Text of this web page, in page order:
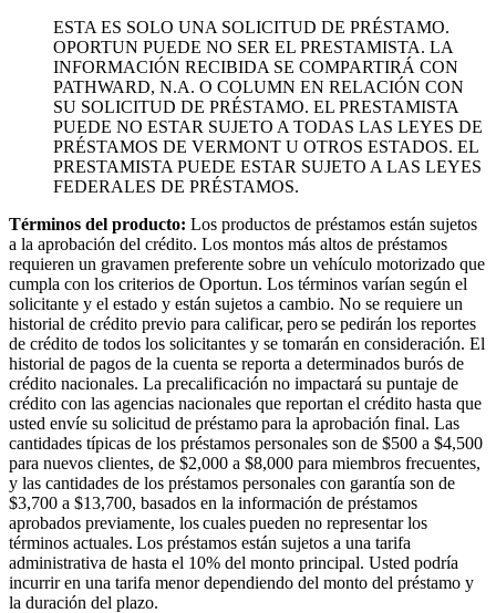
ESTA ES SOLO UNA SOLICITUD DE PRÉSTAMO.
OPORTUN PUEDE NO SER EL PRESTAMISTA. LA
INFORMACIÓN RECIBIDA SE COMPARTIRÁ CON
PATHWARD, N.A. O COLUMN EN RELACIÓN CON
SU SOLICITUD DE PRÉSTAMO. EL PRESTAMISTA
PUEDE NO ESTAR SUJETO A TODAS LAS LEYES DE
PRÉSTAMOS DE VERMONT U OTROS ESTADOS. EL
PRESTAMISTA PUEDE ESTAR SUJETO A LAS LEYES
FEDERALES DE PRÉSTAMOS.
Términos del producto: Los productos de préstamos están sujetos
a la aprobación del crédito. Los montos más altos de préstamos
requieren un gravamen preferente sobre un vehículo motorizado que
cumpla con los criterios de Oportun. Los términos varían según el
solicitante y el estado y están sujetos a cambio. No se requiere un
historial de crédito previo para calificar, pero se pedirán los reportes
de crédito de todos los solicitantes y se tomarán en consideración. El
historial de pagos de la cuenta se reporta a determinados burós de
crédito nacionales. La precalificación no impactará su puntaje de
crédito con las agencias nacionales que reportan el crédito hasta que
usted envíe su solicitud de préstamo para la aprobación final. Las
cantidades típicas de los préstamos personales son de $500 a $4,500
para nuevos clientes, de $2,000 a $8,000 para miembros frecuentes,
y las cantidades de los préstamos personales con garantía son de
$3,700 a $13,700, basados en la información de préstamos
aprobados previamente, los cuales pueden no representar los
términos actuales. Los préstamos están sujetos a una tarifa
administrativa de hasta el 10% del monto principal. Usted podría
incurrir en una tarifa menor dependiendo del monto del préstamo y
la duración del plazo.